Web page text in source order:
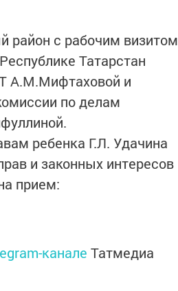
район с рабочим визитом
Татарстан
А.М.Мифтаховой и
по делам
ребенка Г.Л. Удачина
и законных интересов
прием:
канале Татмедиа